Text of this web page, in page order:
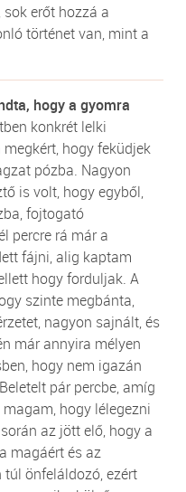
erőt hozzá a
történet van, mint a
hogy a gyomra
konkrét lelki
hogy feküdjek
pózba. Nagyon
is volt, hogy egyből,
fojtogató
percre rá már a
fájni, alig kaptam
hogy forduljak. A
szinte megbánta,
nagyon sajnált, és
már annyira mélyen
hogy nem igazán
pár percbe, amíg
hogy lélegezni
az jött elő, hogy a
magáért és az
önfeláldozó, ezért